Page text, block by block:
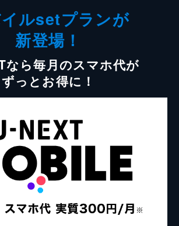
ルsetプランが
新登場！
なら毎月のスマホ代が
ずっとお得に！